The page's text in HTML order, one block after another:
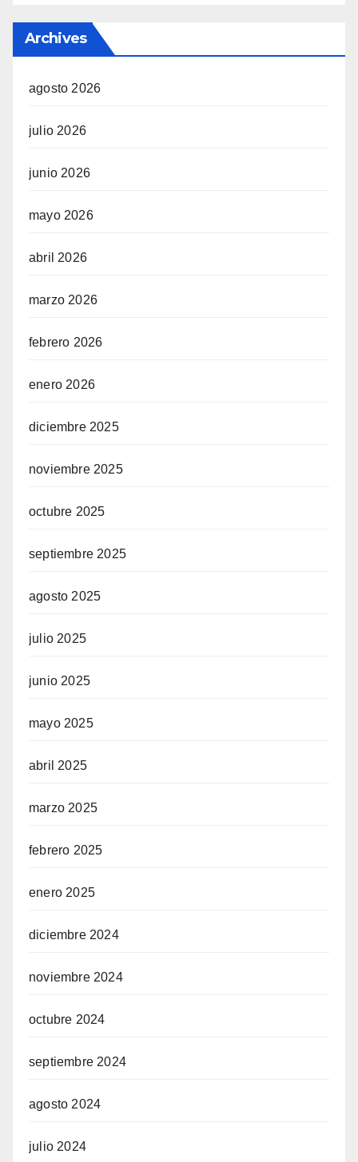
Archives
agosto 2026
julio 2026
junio 2026
mayo 2026
abril 2026
marzo 2026
febrero 2026
enero 2026
diciembre 2025
noviembre 2025
octubre 2025
septiembre 2025
agosto 2025
julio 2025
junio 2025
mayo 2025
abril 2025
marzo 2025
febrero 2025
enero 2025
diciembre 2024
noviembre 2024
octubre 2024
septiembre 2024
agosto 2024
julio 2024